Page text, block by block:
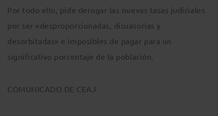
Por todo ello, pide derogar las nuevas tasas judiciales
por ser «desproporcionadas, disuasorias y
desorbitadas» e imposibles de pagar para un
significativo porcentaje de la población.
COMUNICADO DE CEAJ